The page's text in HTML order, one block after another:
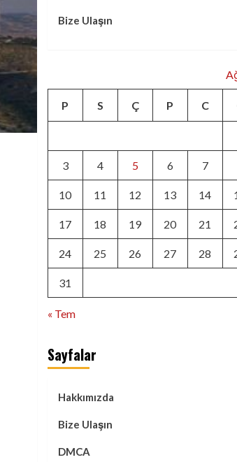
Bize Ulaşın
P S Ç P C
3 4 5 6 7
10 11 12 13 14
17 18 19 20 21
24 25 26 27 28
31
« Tem
Sayfalar
Hakkımızda
Bize Ulaşın
DMCA